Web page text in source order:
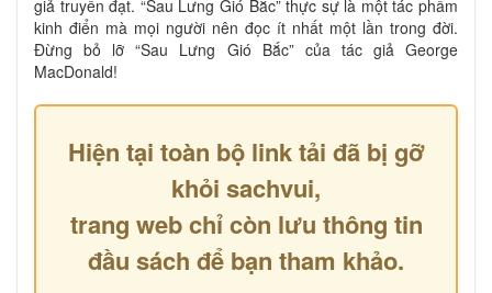
giả truyền đạt. “Sau Lưng Gió Bắc” thực sự là một tác phẩm
kinh điển mà mọi người nên đọc ít nhất một lần trong đời.
Đừng bỏ lỡ “Sau Lưng Gió Bắc” của tác giả George
MacDonald!
Hiện tại toàn bộ link tải đã bị gỡ
khỏi sachvui,
trang web chỉ còn lưu thông tin
đầu sách để bạn tham khảo.